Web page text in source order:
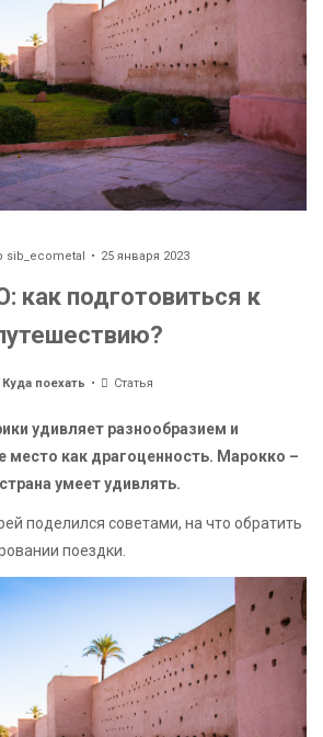
sib_ecometal 25 января 2023
как подготовиться к
Куда поехать Статья
удивляет разнообразием и
место как драгоценность. Марокко –
умеет удивлять.
поделился советами, на что обратить
поездки.